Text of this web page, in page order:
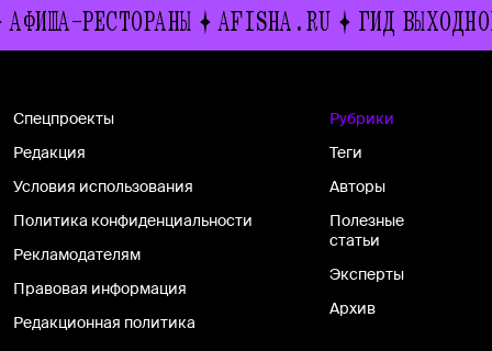
РЕСТОРАНЫ AFISHA.RU ГИД ВЫХОДНОГО ДНЯ
Спецпроекты
Редакция
Условия использования
Политика конфиденциальности
Рекламодателям
Правовая информация
Редакционная политика
Рубрики
Теги
Авторы
Полезные
статьи
Эксперты
Архив